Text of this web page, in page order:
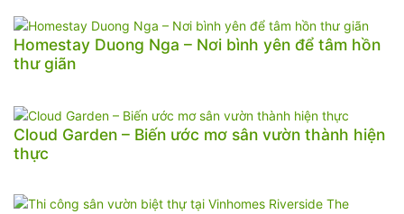
Homestay Duong Nga – Nơi bình yên để tâm hồn
thư giãn
Cloud Garden – Biến ước mơ sân vườn thành hiện
thực